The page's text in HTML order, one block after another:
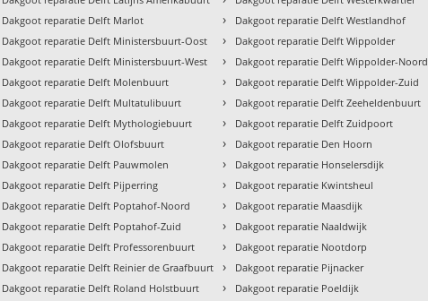
Dakgoot reparatie Delft Marlot
Dakgoot reparatie Delft Ministersbuurt-Oost
Dakgoot reparatie Delft Ministersbuurt-West
Dakgoot reparatie Delft Molenbuurt
Dakgoot reparatie Delft Multatulibuurt
Dakgoot reparatie Delft Mythologiebuurt
Dakgoot reparatie Delft Olofsbuurt
Dakgoot reparatie Delft Pauwmolen
Dakgoot reparatie Delft Pijperring
Dakgoot reparatie Delft Poptahof-Noord
Dakgoot reparatie Delft Poptahof-Zuid
Dakgoot reparatie Delft Professorenbuurt
Dakgoot reparatie Delft Reinier de Graafbuurt
Dakgoot reparatie Delft Roland Holstbuurt
› Dakgoot reparatie Delft Westlandhof
› Dakgoot reparatie Delft Wippolder
› Dakgoot reparatie Delft Wippolder-Noord
› Dakgoot reparatie Delft Wippolder-Zuid
› Dakgoot reparatie Delft Zeeheldenbuurt
› Dakgoot reparatie Delft Zuidpoort
› Dakgoot reparatie Den Hoorn
› Dakgoot reparatie Honselersdijk
› Dakgoot reparatie Kwintsheul
› Dakgoot reparatie Maasdijk
› Dakgoot reparatie Naaldwijk
› Dakgoot reparatie Nootdorp
› Dakgoot reparatie Pijnacker
› Dakgoot reparatie Poeldijk